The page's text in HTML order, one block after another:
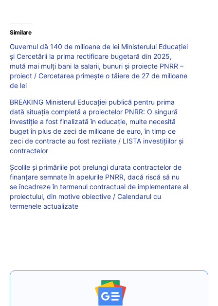
Similare
Guvernul dă 140 de milioane de lei Ministerului Educației
și Cercetării la prima rectificare bugetară din 2025,
mută mai mulți bani la salarii, bunuri și proiecte PNRR –
proiect / Cercetarea primește o tăiere de 27 de milioane
de lei
BREAKING Ministerul Educației publică pentru prima
dată situația completă a proiectelor PNRR: O singură
investiție a fost finalizată în educație, multe necesită
buget în plus de zeci de milioane de euro, în timp ce
zeci de contracte au fost reziliate / LISTA investițiilor și
contractelor
Școlile și primăriile pot prelungi durata contractelor de
finanțare semnate în apelurile PNRR, dacă riscă să nu
se încadreze în termenul contractual de implementare al
proiectului, din motive obiective / Calendarul cu
termenele actualizate